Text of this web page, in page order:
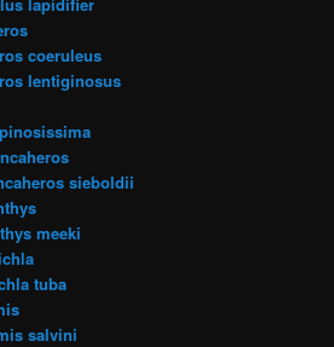
coeruleus
lentiginosus
sieboldii
meeki
tuba
salvini